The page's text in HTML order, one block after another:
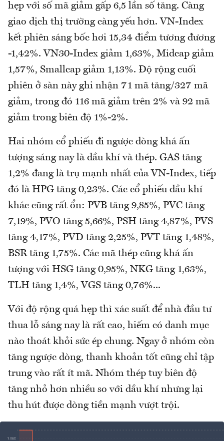
hẹp với số mã giảm gấp 6,5 lần số tăng. Càng
giao dịch thị trường càng yếu hơn. VN-Index
kết phiên sáng bốc hơi 15,34 điểm tương đương
-1,42%. VN30-Index giảm 1,63%, Midcap giảm
1,57%, Smallcap giảm 1,13%. Độ rộng cuối
phiên ở sàn này ghi nhận 71 mã tăng/327 mã
giảm, trong đó 116 mã giảm trên 2% và 92 mã
giảm trong biên độ 1%-2%.
Hai nhóm cổ phiếu đi ngược dòng khá ấn
tượng sáng nay là dầu khí và thép. GAS tăng
1,2% đang là trụ mạnh nhất của VN-Index, tiếp
đó là HPG tăng 0,23%. Các cổ phiếu dầu khí
khác cũng rất ổn: PVB tăng 9,85%, PVC tăng
7,19%, PVO tăng 5,66%, PSH tăng 4,87%, PVS
tăng 4,17%, PVD tăng 2,25%, PVT tăng 1,48%,
BSR tăng 1,75%. Các mã thép cũng khá ấn
tượng với HSG tăng 0,95%, NKG tăng 1,63%,
TLH tăng 1,4%, VGS tăng 0,76%...
Với độ rộng quá hẹp thì xác suất để nhà đầu tư
thua lỗ sáng nay là rất cao, hiếm có danh mục
nào thoát khỏi sức ép chung. Ngay ở nhóm còn
tăng ngược dòng, thanh khoản tốt cũng chỉ tập
trung vào rất ít mã. Nhóm thép tuy biên độ
tăng nhỏ hơn nhiều so với dầu khí nhưng lại
thu hút được dòng tiền mạnh vượt trội.